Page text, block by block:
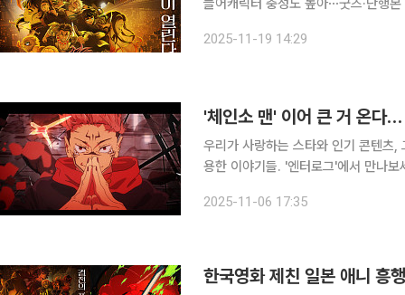
늘어캐릭터 충성도 높아⋯굿즈·단행본 등 추가 소비 증가 '귀멸
증가하면서 영화의 흥행이 출판 시장
2025-11-19 14:29
'체인소 맨' 이어 큰 거 온다
우리가 사랑하는 스타와 인기 콘텐츠
용한 이야기들. '엔터로그'에서 만나보세요. 지난 추석 연휴 극장가를 잠깐 되돌아보겠
끌곤 하는데요. 최근 몇 년 사이 영화
2025-11-06 17:35
한국영화 제친 일본 애니 흥